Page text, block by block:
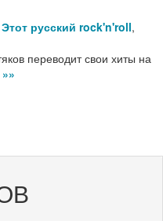
Этот русский rock'n'roll,
переводит свои хиты на
»»